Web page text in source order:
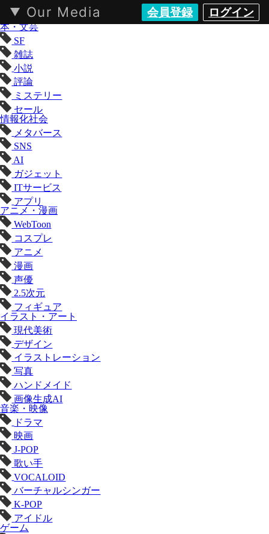
Our Media 会員登録 ログイン
KAI-YOU（カイユウ）- 世界と遊ぶポップカルチャーメディア
本・文芸
SF
雑誌
小説
評論
ミステリー
セール
情報化社会
メタバース
SNS
AI
ガジェット
ITサービス
アプリ
アニメ・漫画
WebToon
コスプレ
アニメ
漫画
声優
2.5次元
フィギュア
イラスト・アート
現代美術
デザイン
イラストレーション
写真
ハンドメイド
画像生成AI
音楽・映像
ドラマ
映画
J-POP
歌い手
VOCALOID
バーチャルシンガー
K-POP
アイドル
ゲーム